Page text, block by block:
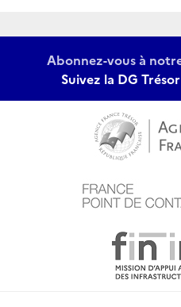
Abonnez-vous à
Suivez la DG